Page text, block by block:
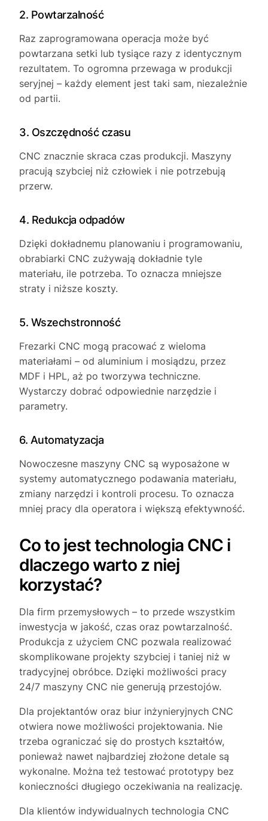
2. Powtarzalność
Raz zaprogramowana operacja może być
powtarzana setki lub tysiące razy z identycznym
rezultatem. To ogromna przewaga w produkcji
seryjnej – każdy element jest taki sam, niezależnie
od partii.
3. Oszczędność czasu
CNC znacznie skraca czas produkcji. Maszyny
pracują szybciej niż człowiek i nie potrzebują
przerw.
4. Redukcja odpadów
Dzięki dokładnemu planowaniu i programowaniu,
obrabiarki CNC zużywają dokładnie tyle
materiału, ile potrzeba. To oznacza mniejsze
straty i niższe koszty.
5. Wszechstronność
Frezarki CNC mogą pracować z wieloma
materiałami – od aluminium i mosiądzu, przez
MDF i HPL, aż po tworzywa techniczne.
Wystarczy dobrać odpowiednie narzędzie i
parametry.
6. Automatyzacja
Nowoczesne maszyny CNC są wyposażone w
systemy automatycznego podawania materiału,
zmiany narzędzi i kontroli procesu. To oznacza
mniej pracy dla operatora i większą efektywność.
Co to jest technologia CNC i
dlaczego warto z niej
korzystać?
Dla firm przemysłowych – to przede wszystkim
inwestycja w jakość, czas oraz powtarzalność.
Produkcja z użyciem CNC pozwala realizować
skomplikowane projekty szybciej i taniej niż w
tradycyjnej obróbce. Dzięki możliwości pracy
24/7 maszyny CNC nie generują przestojów.
Dla projektantów oraz biur inżynieryjnych CNC
otwiera nowe możliwości projektowania. Nie
trzeba ograniczać się do prostych kształtów,
ponieważ nawet najbardziej złożone detale są
wykonalne. Można też testować prototypy bez
konieczności długiego oczekiwania na realizację.
Dla klientów indywidualnych technologia CNC